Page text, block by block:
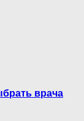
врача